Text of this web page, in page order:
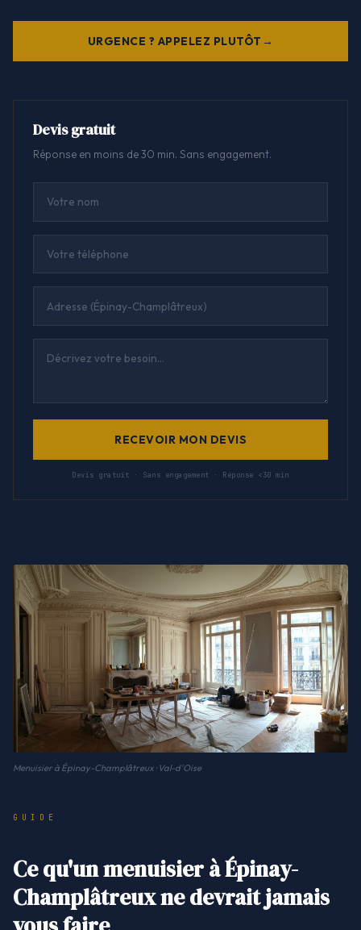
URGENCE ? APPELEZ PLUTÔT
Devis gratuit
Réponse en moins de 30 min. Sans engagement.
RECEVOIR MON DEVIS
Devis gratuit · Sans engagement · Réponse <30 min
Menuisier à Épinay-Champlâtreux · Val-d'Oise
GUIDE
Ce qu'un menuisier à Épinay-
Champlâtreux ne devrait jamais